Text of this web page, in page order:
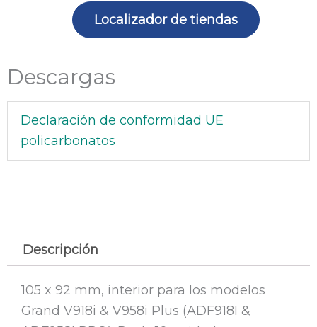
Localizador de tiendas
Descargas
Declaración de conformidad UE
policarbonatos
Descripción
105 x 92 mm, interior para los modelos
Grand V918i & V958i Plus (ADF918I &